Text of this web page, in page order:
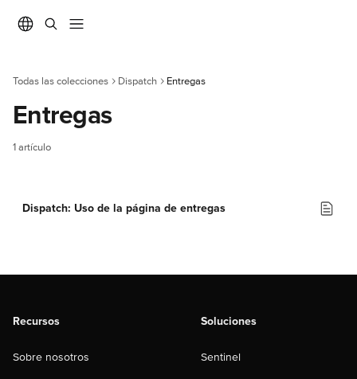
Todas las colecciones Dispatch Entregas
Entregas
1 artículo
Dispatch: Uso de la página de entregas
Recursos
Sobre nosotros
Soluciones
Sentinel